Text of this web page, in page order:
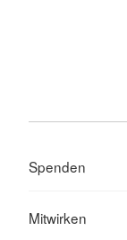
Spenden
Mitwirken